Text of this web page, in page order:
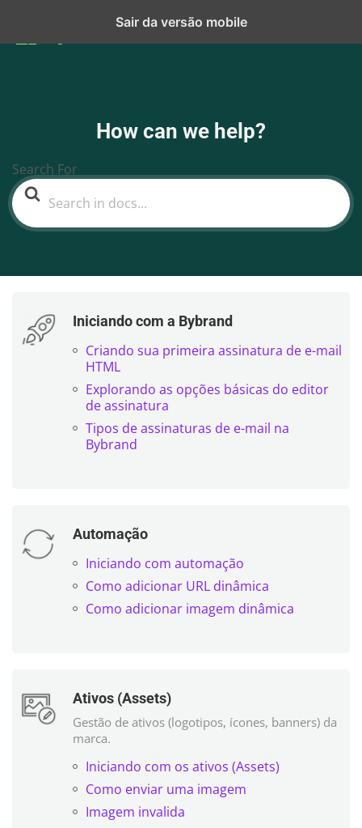
How can we help?
Search For
Iniciando com a Bybrand
Criando sua primeira assinatura de e-mail
HTML
Explorando as opções básicas do editor
de assinatura
Tipos de assinaturas de e-mail na
Bybrand
Automação
Iniciando com automação
Como adicionar URL dinâmica
Como adicionar imagem dinâmica
Ativos (Assets)
Gestão de ativos (logotipos, ícones, banners) da
marca.
Iniciando com os ativos (Assets)
Como enviar uma imagem
Imagem invalida
Sair da versão mobile